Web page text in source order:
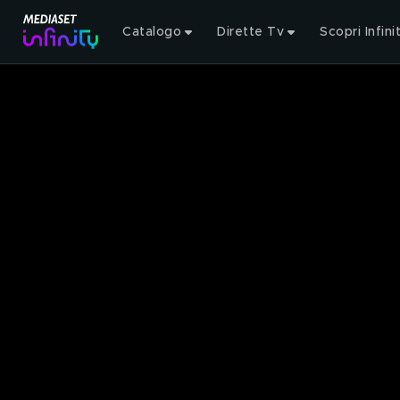
Catalogo Dirette Tv Scopri